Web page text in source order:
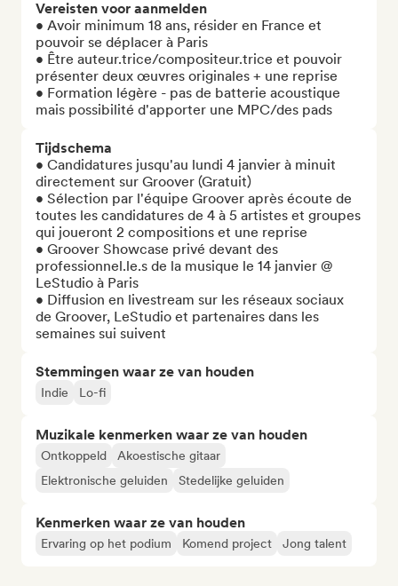
Vereisten voor aanmelden
• Avoir minimum 18 ans, résider en France et
pouvoir se déplacer à Paris
• Être auteur.trice/compositeur.trice et pouvoir
présenter deux œuvres originales + une reprise
• Formation légère - pas de batterie acoustique
mais possibilité d'apporter une MPC/des pads
Tijdschema
• Candidatures jusqu'au lundi 4 janvier à minuit
directement sur Groover (Gratuit)
• Sélection par l'équipe Groover après écoute de
toutes les candidatures de 4 à 5 artistes et groupes
qui joueront 2 compositions et une reprise
• Groover Showcase privé devant des
professionnel.le.s de la musique le 14 janvier @
LeStudio à Paris
• Diffusion en livestream sur les réseaux sociaux
de Groover, LeStudio et partenaires dans les
semaines sui suivent
Stemmingen waar ze van houden
Indie Lo-fi
Muzikale kenmerken waar ze van houden
Ontkoppeld
Akoestische gitaar
Elektronische geluiden
Stedelijke geluiden
Kenmerken waar ze van houden
Ervaring op het podium Komend project Jong talent